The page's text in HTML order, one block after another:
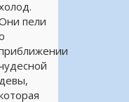
пели